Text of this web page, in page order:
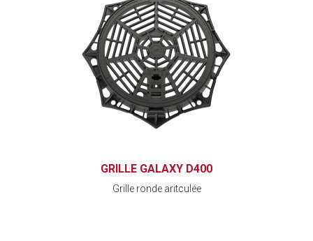
GRILLE GALAXY D400
Grille ronde aritculée